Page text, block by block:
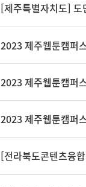
[제주특별자치도]
2023 제주웹툰캠퍼
2023 제주웹툰캠퍼
2023 제주웹툰캠퍼
[전라북도콘텐츠융